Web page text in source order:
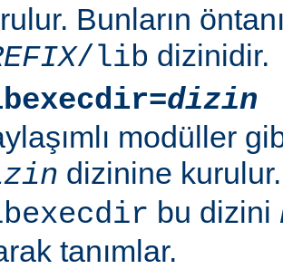
Bunların
/lib dizinidir.
dizin
modüller
dizinine
bu dizini
tanımlar.